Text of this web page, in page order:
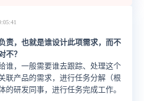
责，也就是谁设计此项需求，而不
不？
谁，一般需要谁去跟踪、处理这个
联产品的需求，进行任务分解（根
研发同事，进行任务完成工作。